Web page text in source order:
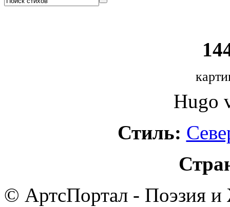
Hugo
Стиль:
© АртсПортал - Поэзия